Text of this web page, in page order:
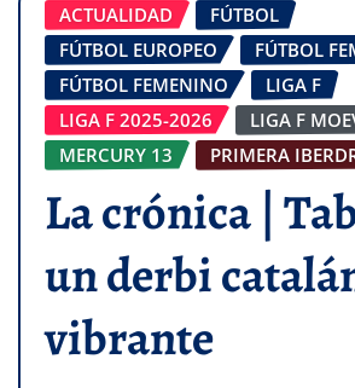
ACTUALIDAD
FÚTBOL
FÚTBOL EUROPEO
FÚTBOL
FÚTBOL FEMENINO
LIGA F
LIGA F 2025-2026
LIGA F
MERCURY 13
PRIMERA
La crónica |
un derbi
vibrante